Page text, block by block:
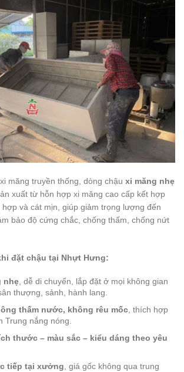
măng truyền thống, dòng chậu xi măng nhẹ
xuất từ hỗn hợp xi măng cao cấp kết hợp
và cát mịn, giúp giảm trọng lượng đến
bảo độ cứng chắc, chống thấm, chống nứt
đặt chậu tại Nhựt Hưng:
nhẹ , dễ di chuyển, lắp đặt ở mọi không gian
thượng, sảnh, hành lang.
thấm nước, không rêu mốc , thích hợp
Trung nắng nóng.
thước – màu sắc – kiểu dáng theo yêu
tiếp tại xưởng , giá gốc không qua trung